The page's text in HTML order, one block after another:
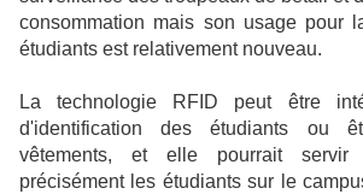
consommation mais son usage pour
étudiants est relativement nouveau.
La technologie RFID peut être
d'identification des étudiants ou
vêtements, et elle pourrait
précisément les étudiants sur le